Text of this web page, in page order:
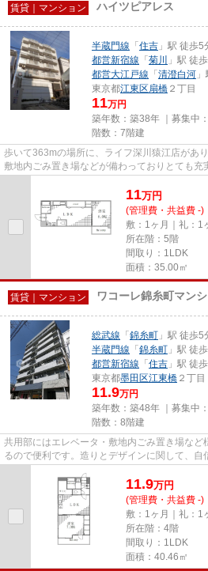
賃貸｜マンション ハイツピアレス
半蔵門線 「 住吉 」駅 徒歩5
都営新宿線 「 菊川
」駅 徒
都営大江戸線 「 清澄白河
東京都江東区扇橋 ２丁目
11万円
築年数：築38年 ｜募集中：
階数：7階建
歩いて363mの場所に、ライフ深川猿江店があ
敷地内ごみ置き場などが備わっておりとても
11万円
(管理費・共益費 -)
敷：1ヶ月｜礼：1
所在階：5階
間取り：1LDK
面積：35.00㎡
賃貸｜マンション ワコーレ錦糸町マン
総武線 「 錦糸町 」駅 徒歩5
半蔵門線 「 錦糸町 」駅 徒
都営新宿線 「 住吉 」駅 徒
東京都墨田区江東橋 ２丁目
11.9万円
築年数：築48年 ｜募集中：
階数：8階建
共用部にはエレベータ・敷地内ごみ置き場など
るので便利です。造りとデザインに関して、
11.9万円
(管理費・共益費 -)
敷：1ヶ月｜礼：1
所在階：4階
間取り：1LDK
面積：40.46㎡